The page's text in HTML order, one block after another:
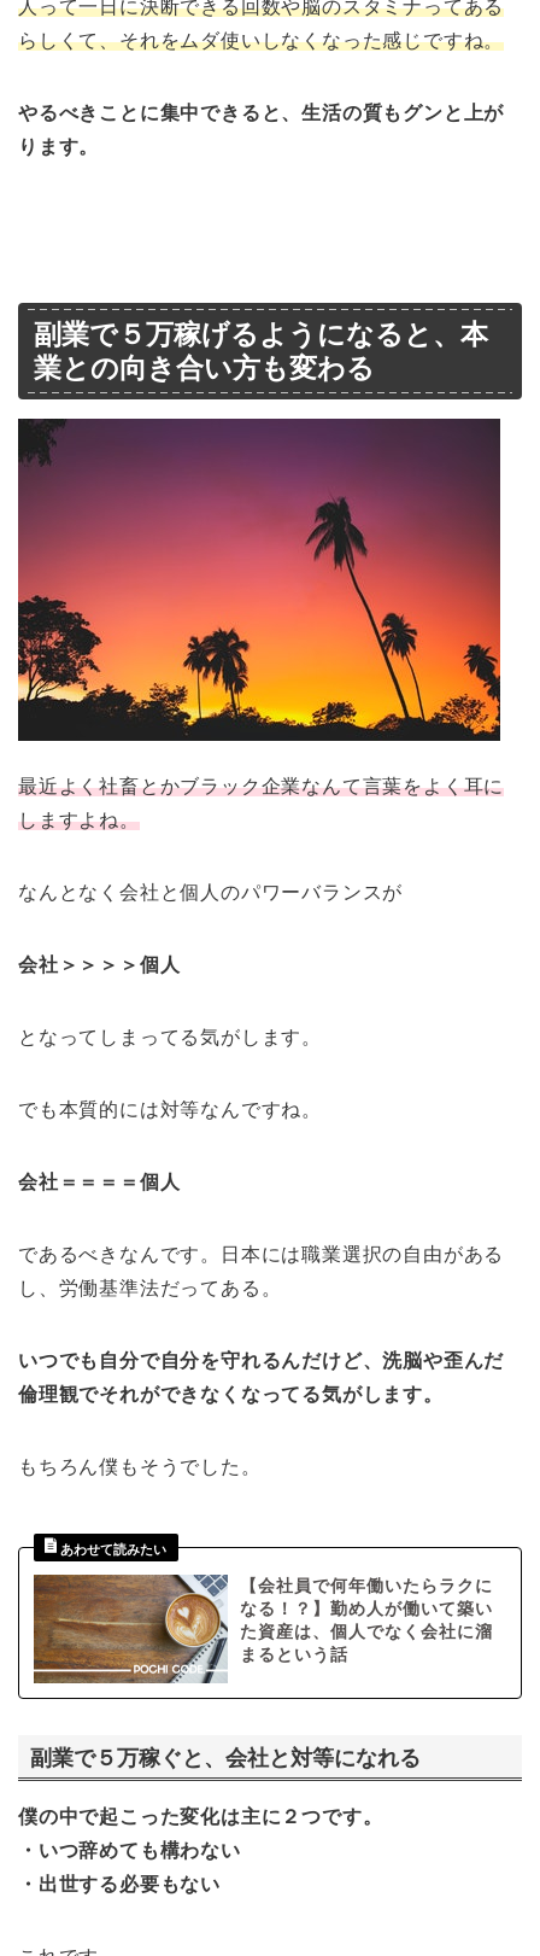
人って一日に決断できる回数や脳のスタミナってある
らしくて、それをムダ使いしなくなった感じですね。
やるべきことに集中できると、生活の質もグンと上が
ります。
副業で５万稼げるようになると、本
業との向き合い方も変わる
最近よく社畜とかブラック企業なんて言葉をよく耳に
しますよね。
なんとなく会社と個人のパワーバランスが
会社＞＞＞＞個人
となってしまってる気がします。
でも本質的には対等なんですね。
会社＝＝＝＝個人
であるべきなんです。日本には職業選択の自由がある
し、労働基準法だってある。
いつでも自分で自分を守れるんだけど、洗脳や歪んだ
倫理観でそれができなくなってる気がします。
もちろん僕もそうでした。
【会社員で何年働いたらラクに
なる！？】勤め人が働いて築い
た資産は、個人でなく会社に溜
まるという話
副業で５万稼ぐと、会社と対等になれる
僕の中で起こった変化は主に２つです。
・いつ辞めても構わない
・出世する必要もない